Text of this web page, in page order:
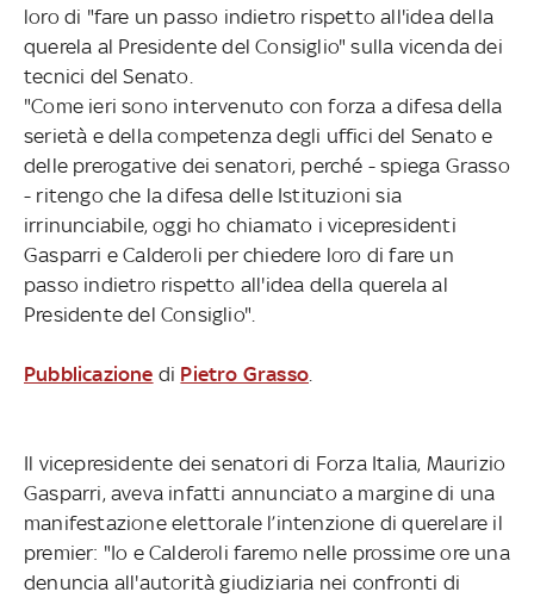
loro di "fare un passo indietro rispetto all'idea della
querela al Presidente del Consiglio" sulla vicenda dei
tecnici del Senato.
"Come ieri sono intervenuto con forza a difesa della
serietà e della competenza degli uffici del Senato e
delle prerogative dei senatori, perché - spiega Grasso
- ritengo che la difesa delle Istituzioni sia
irrinunciabile, oggi ho chiamato i vicepresidenti
Gasparri e Calderoli per chiedere loro di fare un
passo indietro rispetto all'idea della querela al
Presidente del Consiglio".
Pubblicazione di Pietro Grasso
Il vicepresidente dei senatori di Forza Italia, Maurizio
Gasparri, aveva infatti annunciato a margine di una
manifestazione elettorale l’intenzione di querelare il
premier: "Io e Calderoli faremo nelle prossime ore una
denuncia all'autorità giudiziaria nei confronti di